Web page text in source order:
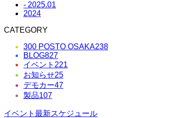
- 2025.01
2024
CATEGORY
300 POSTO OSAKA238
BLOG827
イベント 221
お知らせ25
デモカー47
製品107
イベント最新スケジュール